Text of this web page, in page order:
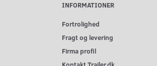
INFORMATIONER
Fortrolighed
Fragt og levering
Firma profil